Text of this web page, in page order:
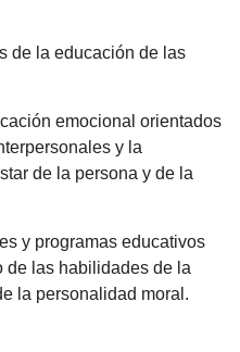
de la educación de las
emocional orientados
y la
de la persona y de la
y programas educativos
de las habilidades de la
la personalidad moral.